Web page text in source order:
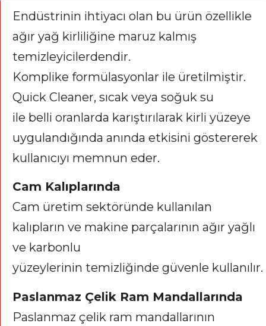
Endüstrinin ihtiyacı olan bu ürün özellikle
ağır yağ kirliliğine maruz kalmış
temizleyicilerdendir.
Komplike formülasyonlar ile üretilmiştir.
Quick Cleaner, sıcak veya soğuk su
ile belli oranlarda karıştırılarak kirli yüzeye
uygulandığında anında etkisini göstererek
kullanıcıyı memnun eder.
Cam Kalıplarında
Cam üretim sektöründe kullanılan
kalıpların ve makine parçalarının ağır yağlı
ve karbonlu
yüzeylerinin temizliğinde güvenle kullanılır.
Paslanmaz Çelik Ram Mandallarında
Paslanmaz çelik ram mandallarının